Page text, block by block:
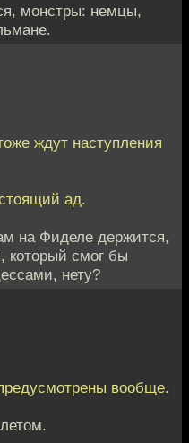
монстры: немцы,
ждут наступления
ад.
на Фиделе держится,
который смог бы
нету?
вообще.